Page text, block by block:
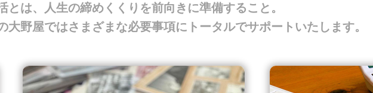
とは、人生の締めくくりを前向きに準備すること。
大野屋ではさまざまな必要事項にトータルでサポートいたします。